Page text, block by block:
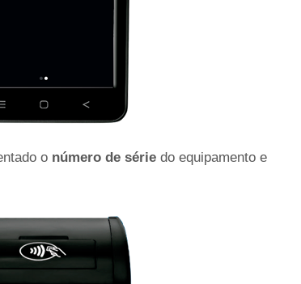
o número de série do equipamento e